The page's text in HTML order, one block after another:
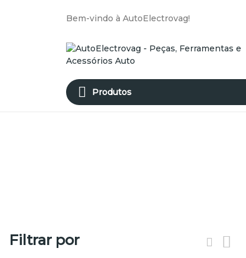
Bem-vindo à AutoElectrovag!
Produtos
Filtrar por